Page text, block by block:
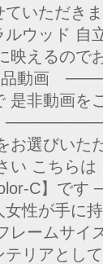
いただき
ルウッド 自
映えるので
画
是非動画
お選びいた
い こちら
color-C】
が手に持
レームサイ
テリアとし